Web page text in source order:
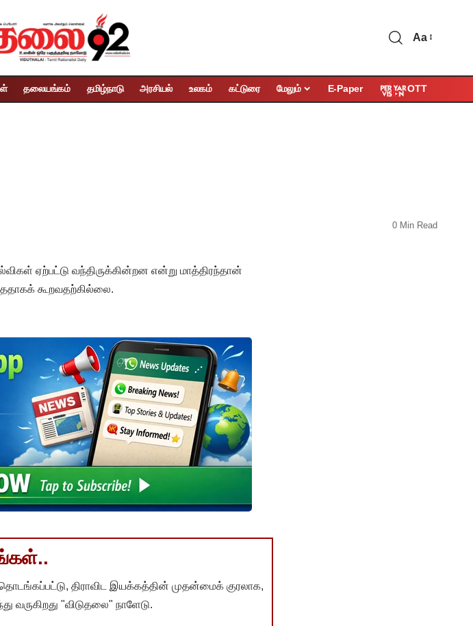
Aa
தலையங்கம் தமிழ்நாடு அரசியல் உலகம் கட்டுரை மேலும் E-Paper OTT
0 Min Read
ஏற்பட்டு வந்திருக்கின்றன என்று மாத்திரந்தான்
கூறவதற்கில்லை.
திராவிட இயக்கத்தின் முதன்மைக் குரலாக,
வருகிறது "விடுதலை" நாளேடு.